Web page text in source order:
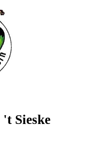
't Sieske